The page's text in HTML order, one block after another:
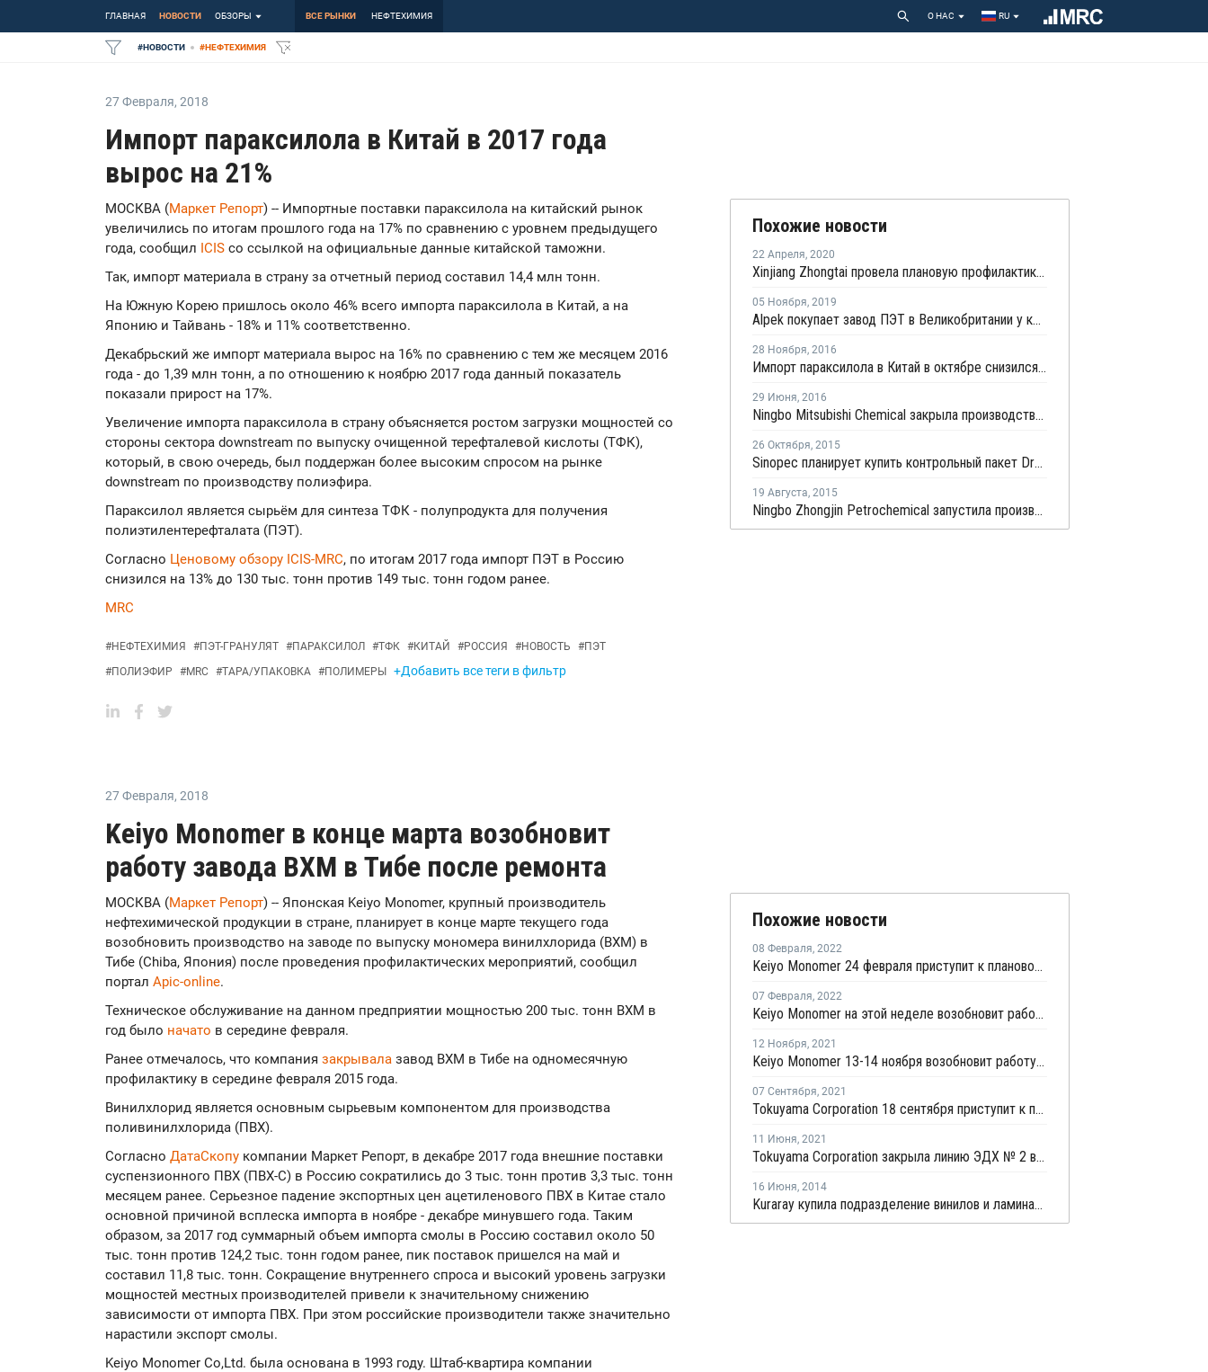
ГЛАВНАЯ НОВОСТИ ОБЗОРЫ ВСЕ РЫНКИ НЕФТЕХИМИЯ О НАС RU
#НОВОСТИ #НЕФТЕХИМИЯ
27 Февраля, 2018
Импорт параксилола в Китай в 2017 года
вырос на 21%
МОСКВА (Маркет Репорт) -- Импортные поставки параксилола на китайский рынок
увеличились по итогам прошлого года на 17% по сравнению с уровнем предыдущего
года, сообщил ICIS со ссылкой на официальные данные китайской таможни.
Так, импорт материала в страну за отчетный период составил 14,4 млн тонн.
На Южную Корею пришлось около 46% всего импорта параксилола в Китай, а на
Японию и Тайвань - 18% и 11% соответственно.
Декабрьский же импорт материала вырос на 16% по сравнению с тем же месяцем 2016
года - до 1,39 млн тонн, а по отношению к ноябрю 2017 года данный показатель
показали прирост на 17%.
Увеличение импорта параксилола в страну объясняется ростом загрузки мощностей со
стороны сектора downstream по выпуску очищенной терефталевой кислоты (ТФК),
который, в свою очередь, был поддержан более высоким спросом на рынке
downstream по производству полиэфира.
Параксилол является сырьём для синтеза ТФК - полупродукта для получения
полиэтилентерефталата (ПЭТ).
Согласно Ценовому обзору ICIS-MRC, по итогам 2017 года импорт ПЭТ в Россию
снизился на 13% до 130 тыс. тонн против 149 тыс. тонн годом ранее.
MRC
#НЕФТЕХИМИЯ #ПЭТ-ГРАНУЛЯТ #ПАРАКСИЛОЛ #ТФК #КИТАЙ #РОССИЯ #НОВОСТЬ #ПЭТ
#ПОЛИЭФИР #MRC #ТАРА/УПАКОВКА #ПОЛИМЕРЫ +Добавить все теги в фильтр
Похожие новости
22 Апреля, 2020
Xinjiang Zhongtai провела плановую профилактику на заводе ТФК в Китае
05 Ноября, 2019
Alpek покупает завод ПЭТ в Великобритании у компании Lotte Chemical
28 Ноября, 2016
Импорт параксилола в Китай в октябре снизился на 24%
29 Июня, 2016
Ningbo Mitsubishi Chemical закрыла производство ТФК в Китае из-за сбоя электропитания
26 Октября, 2015
Sinopec планирует купить контрольный пакет Dragon Aromatics
19 Августа, 2015
Ningbo Zhongjin Petrochemical запустила производство на новом заводе параксилола в Китае
27 Февраля, 2018
Keiyo Monomer в конце марта возобновит
работу завода ВХМ в Тибе после ремонта
МОСКВА (Маркет Репорт) -- Японская Keiyo Monomer, крупный производитель
нефтехимической продукции в стране, планирует в конце марте текущего года
возобновить производство на заводе по выпуску мономера винилхлорида (ВХМ) в
Тибе (Chiba, Япония) после проведения профилактических мероприятий, сообщил
портал Apic-online.
Техническое обслуживание на данном предприятии мощностью 200 тыс. тонн ВХМ в
год было начато в середине февраля.
Ранее отмечалось, что компания закрывала завод ВХМ в Тибе на одномесячную
профилактику в середине февраля 2015 года.
Винилхлорид является основным сырьевым компонентом для производства
поливинилхлорида (ПВХ).
Согласно ДатаСкопу компании Маркет Репорт, в декабре 2017 года внешние поставки
суспензионного ПВХ (ПВХ-С) в Россию сократились до 3 тыс. тонн против 3,3 тыс. тонн
месяцем ранее. Серьезное падение экспортных цен ацетиленового ПВХ в Китае стало
основной причиной всплеска импорта в ноябре - декабре минувшего года. Таким
образом, за 2017 год суммарный объем импорта смолы в Россию составил около 50
тыс. тонн против 124,2 тыс. тонн годом ранее, пик поставок пришелся на май и
составил 11,8 тыс. тонн. Сокращение внутреннего спроса и высокий уровень загрузки
мощностей местных производителей привели к значительному снижению
зависимости от импорта ПВХ. При этом российские производители также значительно
нарастили экспорт смолы.
Keiyo Monomer Co,Ltd. была основана в 1993 году. Штаб-квартира компании
Похожие новости
08 Февраля, 2022
Keiyo Monomer 24 февраля приступит к плановой профилактике на заводе ВХМ в Тибе
07 Февраля, 2022
Keiyo Monomer на этой неделе возобновит работу заводов ВХМ и ЭДХ в Тибе после внепланового ремонта
12 Ноября, 2021
Keiyo Monomer 13-14 ноября возобновит работу завода ВХМ в Тибе после внепланового ремонта
07 Сентября, 2021
Tokuyama Corporation 18 сентября приступит к плановому ремонту на заводе ВХМ в Токуяме
11 Июня, 2021
Tokuyama Corporation закрыла линию ЭДХ № 2 в Токуяме из-за технических проблем
16 Июня, 2014
Kuraray купила подразделение винилов и ламината у DuPont